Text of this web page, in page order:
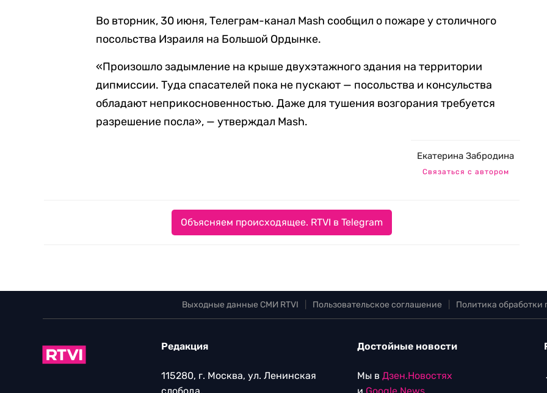
Во вторник, 30 июня, Телеграм-канал Mash сообщил о пожаре у столичного
посольства Израиля на Большой Ордынке.
«Произошло задымление на крыше двухэтажного здания на территории
дипмиссии. Туда спасателей пока не пускают — посольства и консульства
обладают неприкосновенностью. Даже для тушения возгорания требуется
разрешение посла», — утверждал Mash.
Екатерина Забродина
Связаться с автором
Объясняем происходящее. RTVI в Telegram
Выходные данные СМИ RTVI Пользовательское соглашение Политика
Редакция
115280, г. Москва, ул. Ленинская
слобода,
Достойные новости
Мы в Дзен.Новостях
и Google.News